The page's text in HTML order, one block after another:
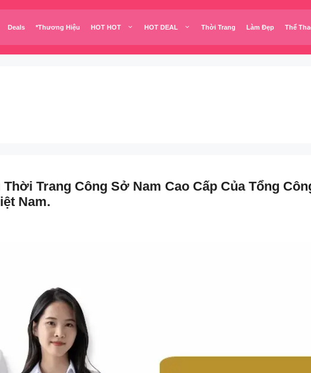
Deals *Thương Hiệu HOT HOT HOT DEAL Thời Trang Làm Đẹp Thể
Trang Công Sở Nam Cao Cấp Của Tổng
Nam.